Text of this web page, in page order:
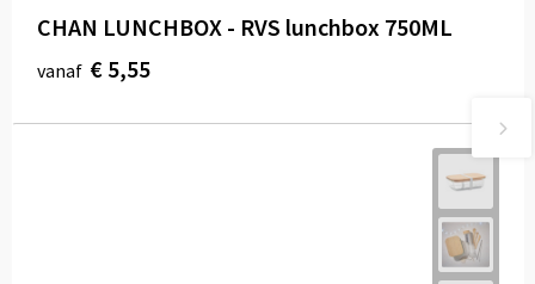
CHAN LUNCHBOX - RVS lunchbox 750ML
vanaf € 5,55